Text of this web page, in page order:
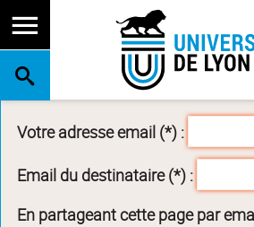
RECHERCHE
Votre adresse email (*) :
Email du destinataire (*) :
En partageant cette page par